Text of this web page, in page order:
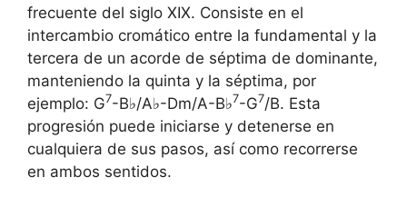
frecuente del siglo XIX. Consiste en el
intercambio cromático entre la fundamental y la
tercera de un acorde de séptima de dominante,
manteniendo la quinta y la séptima, por
ejemplo: G7-B♭/A♭-Dm/A-B♭7-G7/B. Esta
progresión puede iniciarse y detenerse en
cualquiera de sus pasos, así como recorrerse
en ambos sentidos.